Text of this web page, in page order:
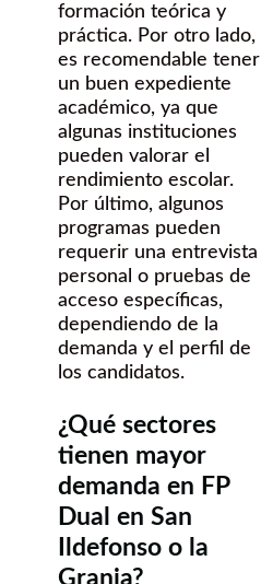
formación teórica y
práctica. Por otro lado,
es recomendable tener
un buen expediente
académico, ya que
algunas instituciones
pueden valorar el
rendimiento escolar.
Por último, algunos
programas pueden
requerir una entrevista
personal o pruebas de
acceso específicas,
dependiendo de la
demanda y el perfil de
los candidatos.
¿Qué sectores
tienen mayor
demanda en FP
Dual en San
Ildefonso o la
Granja?